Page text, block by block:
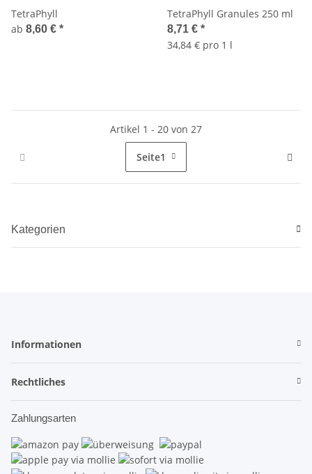
TetraPhyll
ab 8,60 € *
TetraPhyll Granules 250 ml
8,71 € *
34,84 € pro 1 l
Artikel 1 - 20 von 27
Seite1
Kategorien
Informationen
Rechtliches
Zahlungsarten